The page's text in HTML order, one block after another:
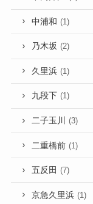
中浦和 (1)
乃木坂 (2)
久里浜 (1)
九段下 (1)
二子玉川 (3)
二重橋前 (1)
五反田 (7)
京急久里浜 (1)